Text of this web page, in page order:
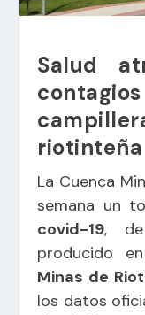
Salud
riotinteña
La Cuenca
semana un
covid-19,
producido en
Minas de
los datos